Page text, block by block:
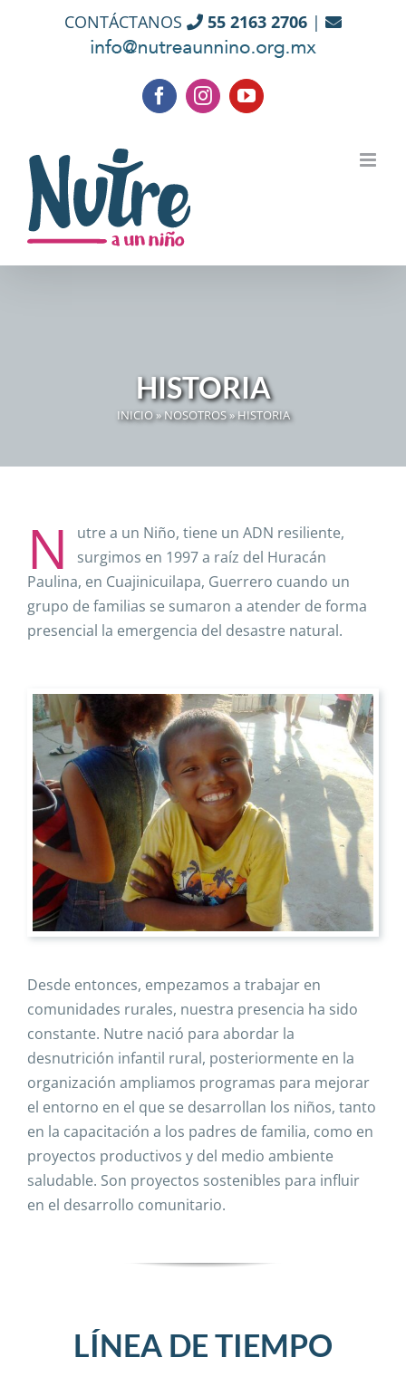
CONTÁCTANOS 55 2163 2706 |
FacebookInstagramYouTube
HISTORIA
INICIO»NOSOTROS»HISTORIA
N
utre a un Niño, tiene un ADN resiliente,
surgimos en 1997 a raíz del Huracán
Paulina, en Cuajinicuilapa, Guerrero cuando un
grupo de familias se sumaron a atender de forma
presencial la emergencia del desastre natural.
Desde entonces, empezamos a trabajar en
comunidades rurales, nuestra presencia ha sido
constante. Nutre nació para abordar la
desnutrición infantil rural, posteriormente en la
organización ampliamos programas para mejorar
el entorno en el que se desarrollan los niños, tanto
en la capacitación a los padres de familia, como en
proyectos productivos y del medio ambiente
saludable. Son proyectos sostenibles para influir
en el desarrollo comunitario.
LÍNEA DE TIEMPO